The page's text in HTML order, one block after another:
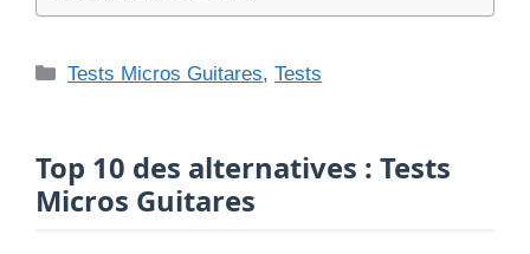
Catégories
Tests Micros Guitares,Tests
Top 10 des alternatives : Tests
Micros Guitares